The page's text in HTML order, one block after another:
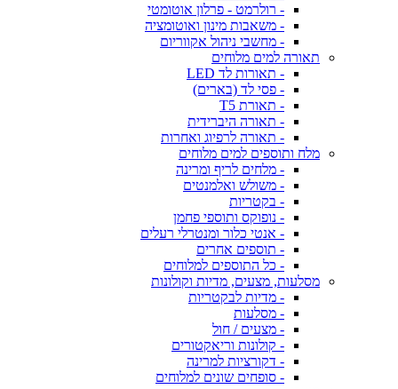
- רולרמט - פרלון אוטומטי
- משאבות מינון ואוטומציה
- מחשבי ניהול אקווריום
תאורה למים מלוחים
- תאורות לד LED
- פסי לד (בארים)
- תאורת T5
- תאורה היברידית
- תאורה לרפיוג ואחרות
מלח ותוספים למים מלוחים
- מלחים לריף ומרינה
- משולש ואלמנטים
- בקטריות
- נופוקס ותוספי פחמן
- אנטי כלור ומנטרלי רעלים
- תוספים אחרים
- כל התוספים למלוחים
מסלעות, מצעים, מדיות וקולונות
- מדיות לבקטריות
- מסלעות
- מצעים / חול
- קולונות וריאקטורים
- דקורציות למרינה
- סופחים שונים למלוחים